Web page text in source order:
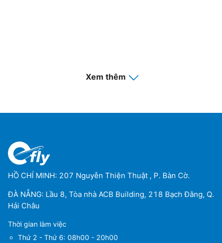
Xem thêm
HỒ CHÍ MINH: 207 Nguyễn Thiện Thuật , P. Bàn Cờ.
ĐÀ NẴNG: Lầu 8, Tòa nhà ACB Building, 218 Bạch Đằng, Q.
Hải Châu
Thời gian làm việc
Thứ 2 - Thứ 6: 08h00 - 20h00